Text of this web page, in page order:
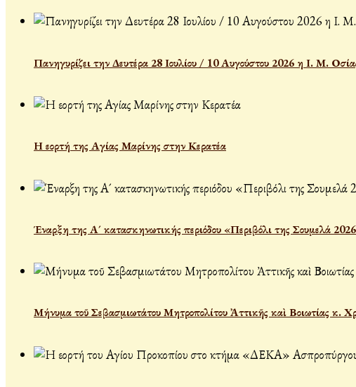
Πανηγυρίζει την Δευτέρα 28 Ιουλίου / 10 Αυγούστου 2026 η Ι. Μ.
Η εορτή της Αγίας Μαρίνης στην Κερατέα
Έναρξη της Α´ κατασκηνωτικής περιόδου «Περιβόλι της Σουμελά
Μήνυμα τοῦ Σεβασμιωτάτου Μητροπολίτου Ἀττικῆς καὶ Βοιωτίας κ.